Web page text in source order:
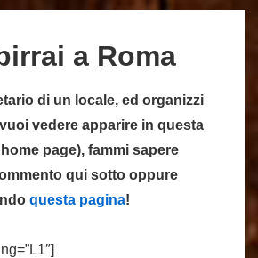
a Roma
di un locale, ed organizzi
vedere apparire in questa
page), fammi sapere
qui sotto oppure
questa pagina!